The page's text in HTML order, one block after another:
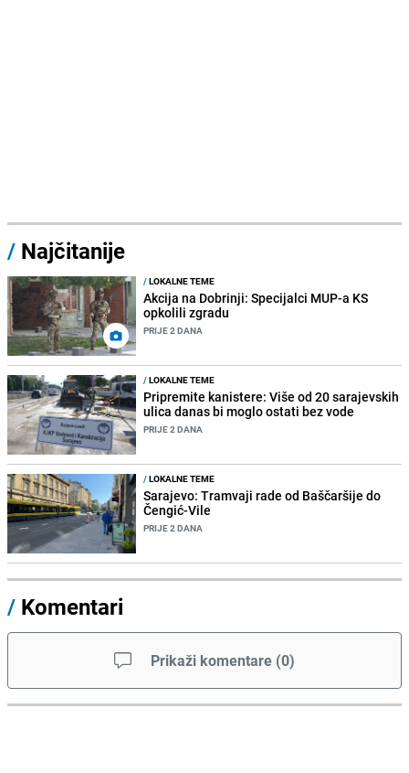
/ Najčitanije
/LOKALNE TEME
Akcija na Dobrinji: Specijalci MUP-a KS
opkolili zgradu
PRIJE 2 DANA
/LOKALNE TEME
Pripremite kanistere: Više od 20 sarajevskih
ulica danas bi moglo ostati bez vode
PRIJE 2 DANA
/LOKALNE TEME
Sarajevo: Tramvaji rade od Baščaršije do
Čengić-Vile
PRIJE 2 DANA
/ Komentari
Prikaži komentare (0)